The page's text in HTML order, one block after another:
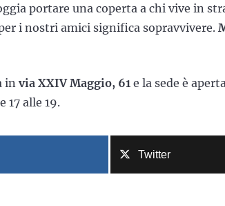
portare una coperta a chi vive in
i nostri amici significa sopravvivere.
in via XXIV Maggio, 61 e la sede è
17 alle 19.
Twitter